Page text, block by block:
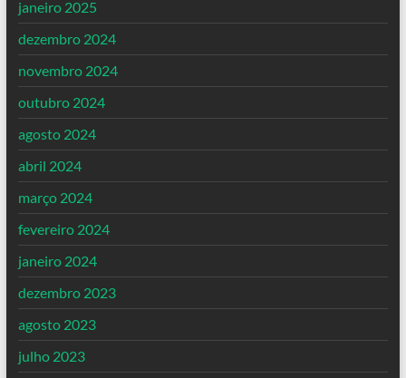
janeiro 2025
dezembro 2024
novembro 2024
outubro 2024
agosto 2024
abril 2024
março 2024
fevereiro 2024
janeiro 2024
dezembro 2023
agosto 2023
julho 2023